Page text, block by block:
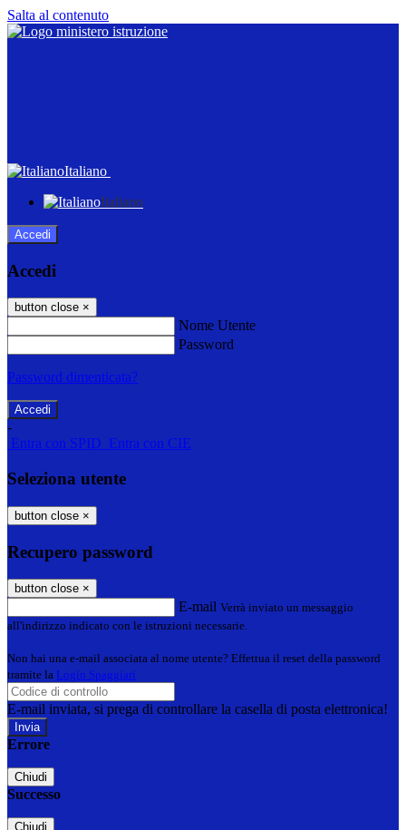
Salta al contenuto
Italiano
Italiano
Accedi
Accedi
button close ×
Nome Utente
Password
Password dimenticata?
-
Entra con SPID Entra con CIE
Seleziona utente
button close ×
Recupero password
button close ×
E-mail Verrà inviato un messaggio
all'indirizzo indicato con le istruzioni necessarie.
Non hai una e-mail associata al nome utente? Effettua il reset della password
tramite la Login Spaggiari
E-mail inviata, si prega di controllare la casella di posta elettronica!
Errore
Chiudi
Successo
Chiudi